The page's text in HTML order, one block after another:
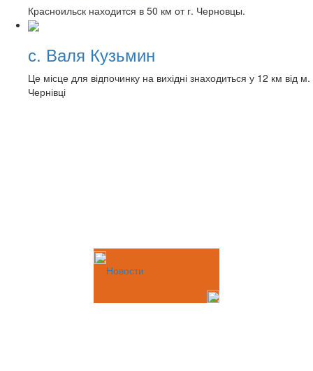
Красноильск находится в 50 км от г. Черновцы.
с. Валя Кузьмин
Це місце для відпочинку на вихідні знаходиться у 12 км від м.
Чернівці
Новости